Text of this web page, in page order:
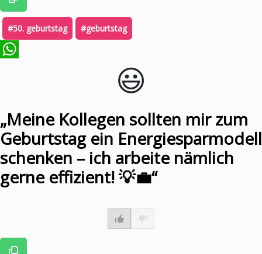
#50. geburtstag #geburtstag
😃️
„Meine Kollegen sollten mir zum
Geburtstag ein Energiesparmodell
schenken – ich arbeite nämlich
gerne effizient! 💡💼“